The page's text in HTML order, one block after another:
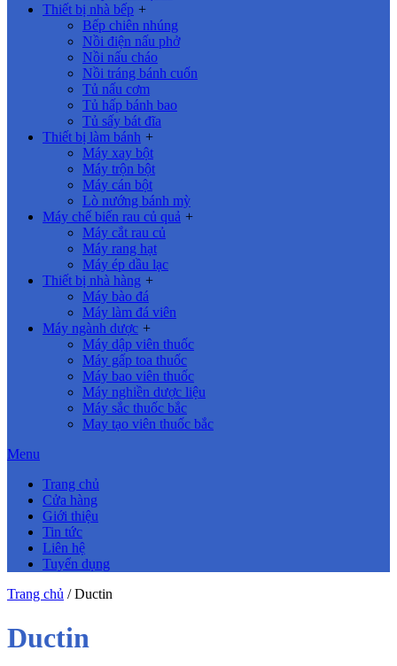
Thiết bị nhà bếp +
Bếp chiên nhúng
Nồi điện nấu phở
Nồi nấu cháo
Nồi tráng bánh cuốn
Tủ nấu cơm
Tủ hấp bánh bao
Tủ sấy bát đĩa
Thiết bị làm bánh +
Máy xay bột
Máy trộn bột
Máy cán bột
Lò nướng bánh mỳ
Máy chế biến rau củ quả +
Máy cắt rau củ
Máy rang hạt
Máy ép dầu lạc
Thiết bị nhà hàng +
Máy bào đá
Máy làm đá viên
Máy ngành dược +
Máy dập viên thuốc
Máy gấp toa thuốc
Máy bao viên thuốc
Máy nghiền dược liệu
Máy sắc thuốc bắc
May tạo viên thuốc bắc
Menu
Trang chủ
Cửa hàng
Giới thiệu
Tin tức
Liên hệ
Tuyển dụng
Trang chủ /Ductin
Ductin